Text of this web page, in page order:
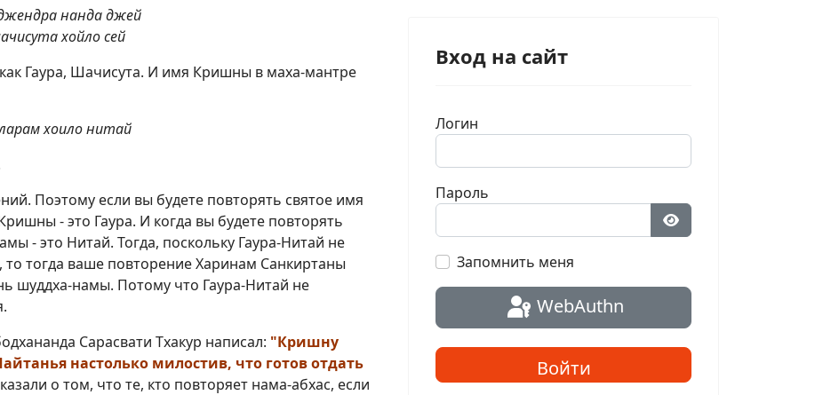
нанда джей
хойло сей
Гаура, Шачисута. И имя Кришны в маха-мантре
хоило нитай
Поэтому если вы будете повторять святое имя
- это Гаура. И когда вы будете повторять
- это Нитай. Тогда, поскольку Гаура-Нитай не
тогда ваше повторение Харинам Санкиртаны
шуддха-намы. Потому что Гаура-Нитай не
Сарасвати Тхакур написал: "Кришну
настолько милостив, что готов отдать
о том, что те, кто повторяет нама-абхас, если
Вход на сайт
Логин
Пароль
Показать пароль
Запомнить меня
WebAuthn
Войти